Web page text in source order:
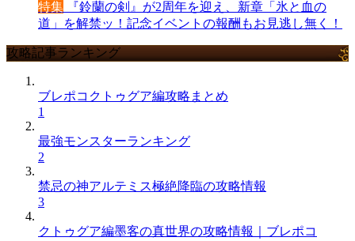
特集 『鈴蘭の剣』が2周年を迎え、新章「氷と血の
道」を解禁ッ！記念イベントの報酬もお見逃し無く！
攻略記事ランキング
ブレポコクトゥグア編攻略まとめ
1
最強モンスターランキング
2
禁忌の神アルテミス極絶降臨の攻略情報
3
クトゥグア編墨客の真世界の攻略情報｜ブレポコ